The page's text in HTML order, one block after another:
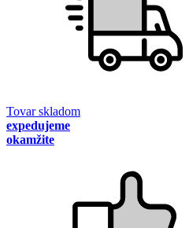
Tovar skladom
expedujeme
okamžite